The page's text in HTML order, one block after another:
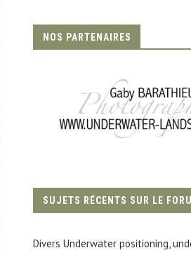
NOS PARTENAIRES
SUJETS RÉCENTS SUR LE
Divers Underwater positioning,